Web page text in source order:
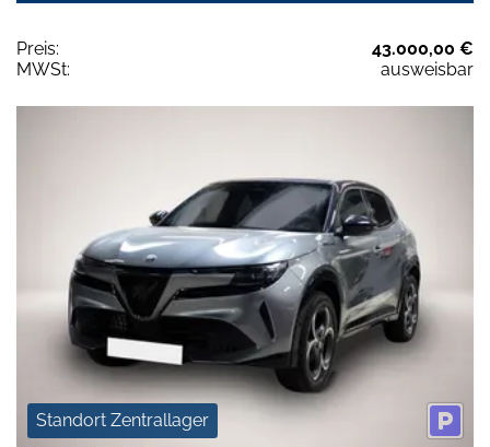
Preis:
43.000,00 €
MWSt:
ausweisbar
Standort Zentrallager